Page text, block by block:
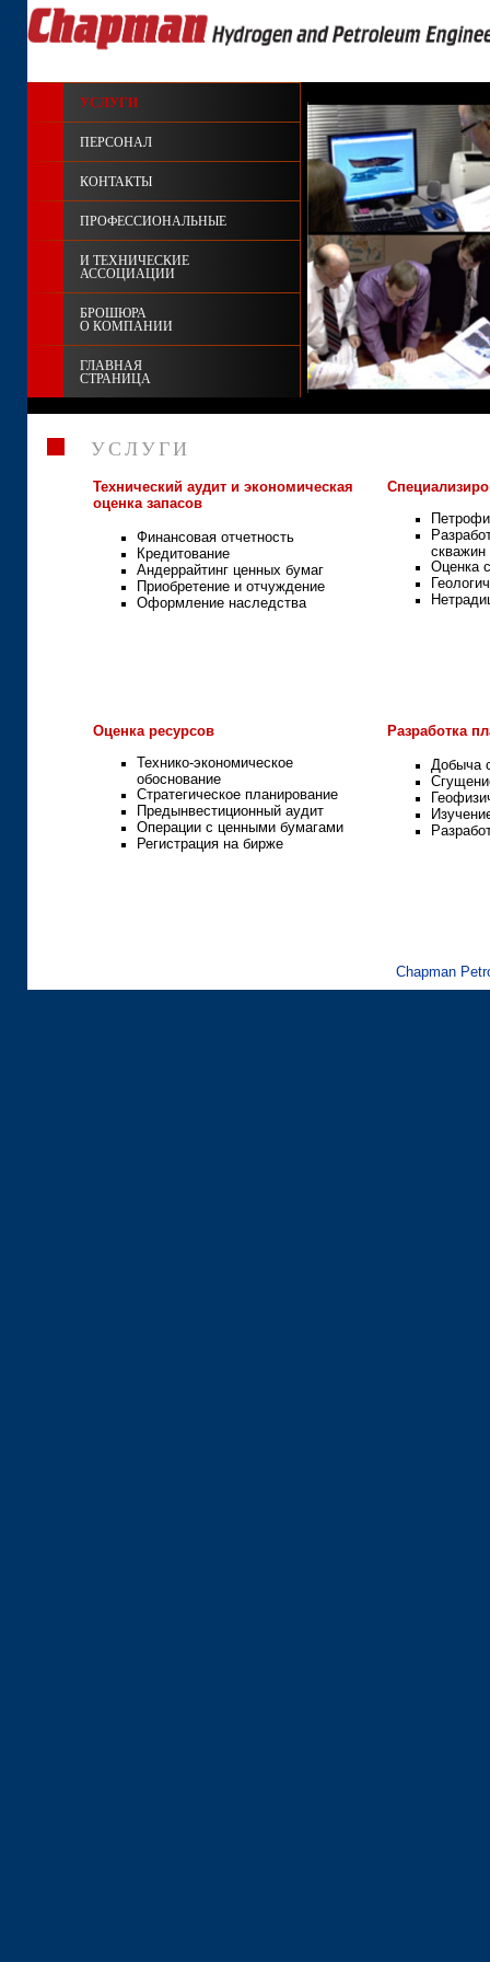
УСЛУГИ
ПЕРСОНАЛ
КОНТАКТЫ
ПРОФЕССИОНАЛЬНЫЕ
И ТЕХНИЧЕСКИЕ
АССОЦИАЦИИ
БРОШЮРА
О КОМПАНИИ
ГЛАВНАЯ
СТРАНИЦА
УСЛУГИ
Технический аудит и экономическая
оценка запасов
Финансовая отчетность
Кредитование
Андеррайтинг ценных бумаг
Приобретение и отчуждение
Оформление наследства
скважин
Оценка
Оценка ресурсов
Технико-экономическое
обоснование
Стратегическое планирование
Предынвестиционный аудит
Операции с ценными бумагами
Регистрация на бирже
Разработка
Добыча
Chapman